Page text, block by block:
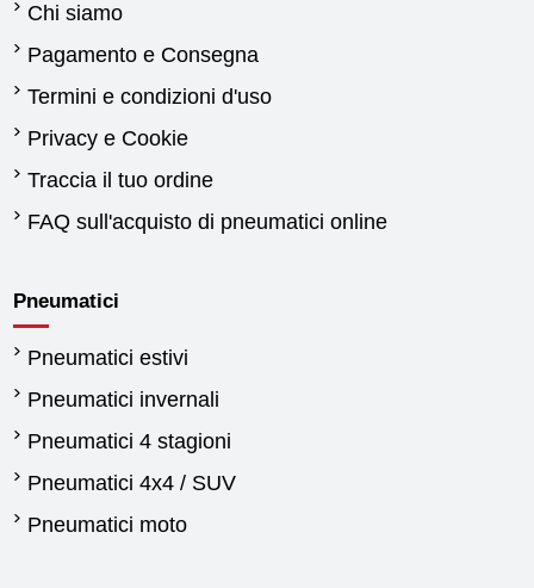
Chi siamo
Pagamento e Consegna
Termini e condizioni d'uso
Privacy e Cookie
Traccia il tuo ordine
FAQ sull'acquisto di pneumatici online
Pneumatici
Pneumatici estivi
Pneumatici invernali
Pneumatici 4 stagioni
Pneumatici 4x4 / SUV
Pneumatici moto